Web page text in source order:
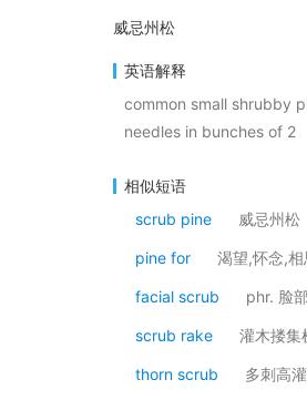
威忌州松
英语解释
common small shrubby
needles in bunches of 2
相似短语
scrub pine
威忌州松
pine for 渴望,怀念,相
facial scrub phr. 脸
scrub rake 灌木搂集
thorn scrub 多刺高